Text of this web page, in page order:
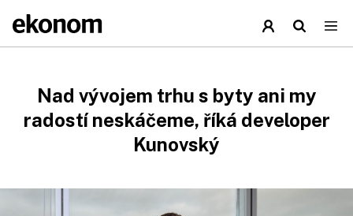
Nad vývojem trhu s byty ani my
radostí neskáčeme, říká developer
Kunovský